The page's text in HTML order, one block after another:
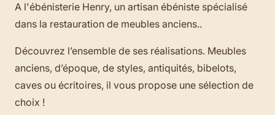
A l'ébénisterie Henry, un artisan ébéniste spécialisé
dans la restauration de meubles anciens..
Découvrez l’ensemble de ses réalisations. Meubles
anciens, d’époque, de styles, antiquités, bibelots,
caves ou écritoires, il vous propose une sélection de
choix !